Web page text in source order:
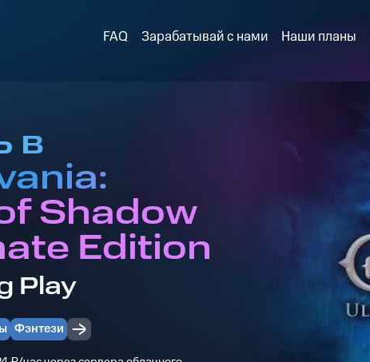
FAQ Зарабатывай с нами Наши планы
в
Shadow
Edition
Play
Фэнтези